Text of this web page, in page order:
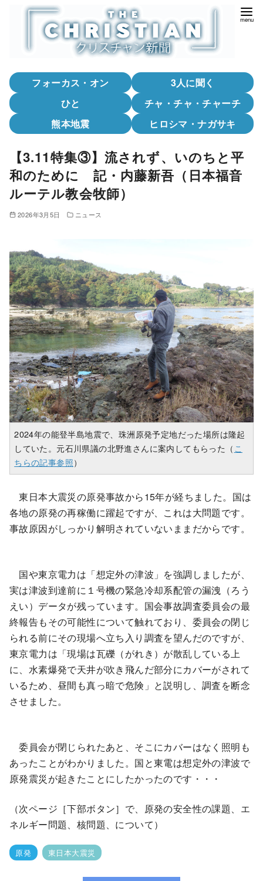
フォーカス・オン
3人に聞く
ひと
チャ・チャ・チャーチ
熊本地震
ヒロシマ・ナガサキ
【3.11特集③】流されず、いのちと平
和のために 記・内藤新吾（日本福音
ルーテル教会牧師）
2026年3月5日 ニュース
2024年の能登半島地震で、珠洲原発予定地だった場所は隆起
していた。元石川県議の北野進さんに案内してもらった（こ
ちらの記事参照）
東日本大震災の原発事故から15年が経ちました。国は
各地の原発の再稼働に躍起ですが、これは大問題です。
事故原因がしっかり解明されていないままだからです。
国や東京電力は「想定外の津波」を強調しましたが、
実は津波到達前に１号機の緊急冷却系配管の漏洩（ろう
えい）データが残っています。国会事故調査委員会の最
終報告もその可能性について触れており、委員会の閉じ
られる前にその現場へ立ち入り調査を望んだのですが、
東京電力は「現場は瓦礫（がれき）が散乱している上
に、水素爆発で天井が吹き飛んだ部分にカバーがされて
いるため、昼間も真っ暗で危険」と説明し、調査を断念
させました。
委員会が閉じられたあと、そこにカバーはなく照明も
あったことがわかりました。国と東電は想定外の津波で
原発震災が起きたことにしたかったのです・・・
（次ページ［下部ボタン］で、原発の安全性の課題、エ
ネルギー問題、核問題、について）
原発 東日本大震災